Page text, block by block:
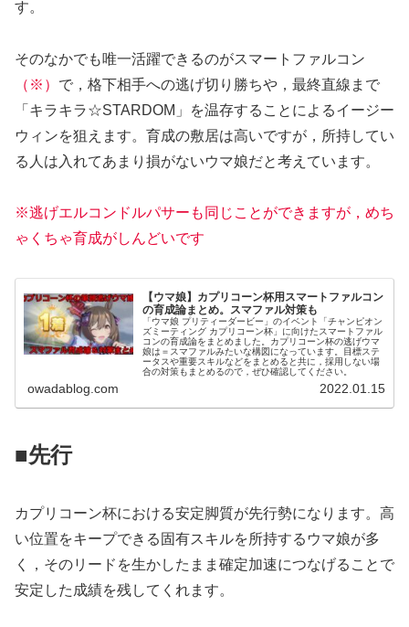
す。
そのなかでも唯一活躍できるのがスマートファルコン
（※） で，格下相手への逃げ切り勝ちや，最終直線まで
「キラキラ☆STARDOM」を温存することによるイージー
ウィンを狙えます。育成の敷居は高いですが，所持してい
る人は入れてあまり損がないウマ娘だと考えています。
※逃げエルコンドルパサーも同じことができますが，めち
ゃくちゃ育成がしんどいです
【ウマ娘】カプリコーン杯用スマートファルコン
の育成論まとめ。スマファル対策も
「ウマ娘 プリティーダービー」のイベント「チャンピオン
ズミーティング カプリコーン杯」に向けたスマートファル
コンの育成論をまとめました。カプリコーン杯の逃げウマ
娘は＝スマファルみたいな構図になっています。目標ステ
ータスや重要スキルなどをまとめると共に，採用しない場
合の対策もまとめるので，ぜひ確認してください。
owadablog.com 2022.01.15
■先行
カプリコーン杯における安定脚質が先行勢になります。高
い位置をキープできる固有スキルを所持するウマ娘が多
く，そのリードを生かしたまま確定加速につなげることで
安定した成績を残してくれます。